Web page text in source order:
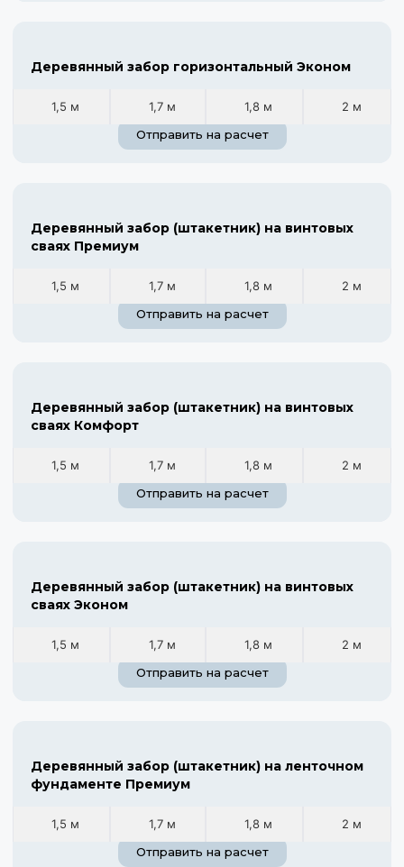
Деревянный забор горизонтальный Эконом
1,5 м 1,7 м 1,8 м
2 м
Отправить на расчет
Деревянный забор (штакетник) на винтовых
сваях Премиум
1,5 м 1,7 м 1,8 м
2 м
Отправить на расчет
Деревянный забор (штакетник) на винтовых
сваях Комфорт
1,5 м 1,7 м 1,8 м
2 м
Отправить на расчет
Деревянный забор (штакетник) на винтовых
сваях Эконом
1,5 м 1,7 м 1,8 м
2 м
Отправить на расчет
Деревянный забор (штакетник) на ленточном
фундаменте Премиум
1,5 м 1,7 м 1,8 м
2 м
Отправить на расчет